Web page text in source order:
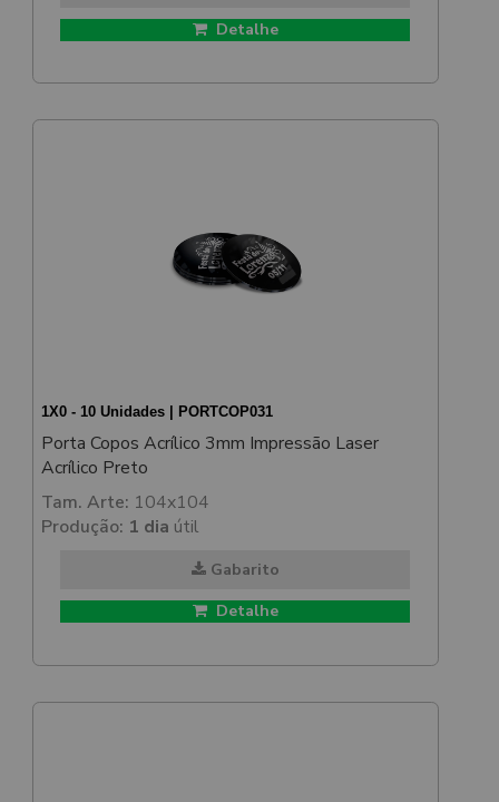
Detalhe
1X0 - 10 Unidades | PORTCOP031
Porta Copos Acrílico 3mm Impressão Laser
Acrílico Preto
Tam. Arte: 104x104
Produção: 1 dia útil
Gabarito
Detalhe